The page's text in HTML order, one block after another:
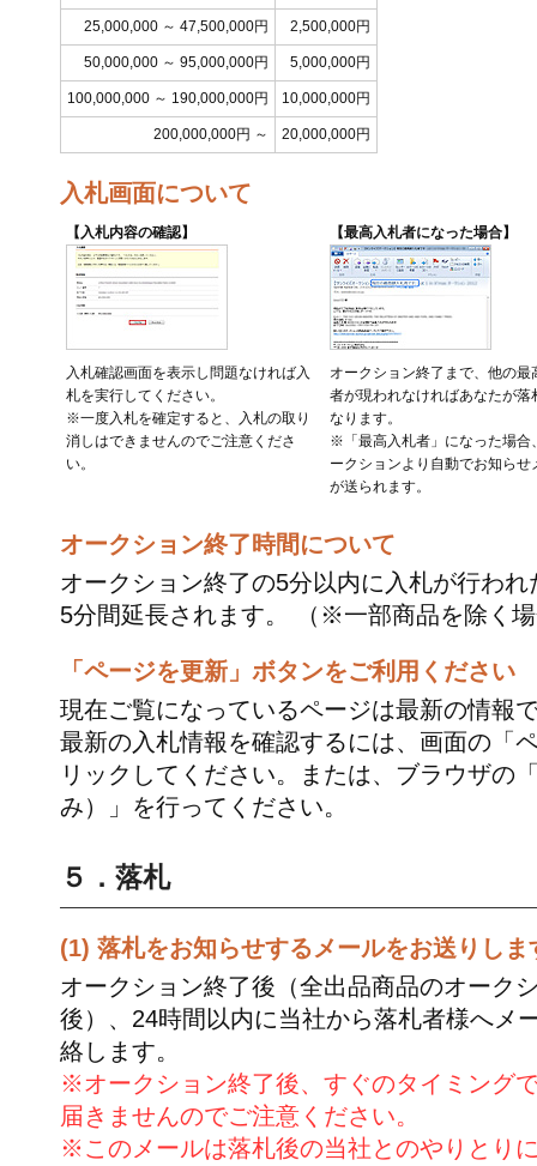
25,000,000 ～ 47,500,000円 2,500,000円
50,000,000 ～ 95,000,000円 5,000,000円
100,000,000 ～ 190,000,000円 10,000,000円
200,000,000円 ～ 20,000,000円
入札画面について
【入札内容の確認】 【最高入札者になった場合】
入札確認画面を表示し問題なければ入
札を実行してください。
※一度入札を確定すると、入札の取り
消しはできませんのでご注意くださ
い。
オークション終了まで、他の最
者が現われなければあなたが落
なります。
※「最高入札者」になった場合
ークションより自動でお知らせ
が送られます。
オークション終了時間について
オークション終了の5分以内に入札が行わ
5分間延長されます。 （※一部商品を除く
「ページを更新」ボタンをご利用ください
現在ご覧になっているページは最新の情報
最新の入札情報を確認するには、画面の「
リックしてください。または、ブラウザの
み）」を行ってください。
５．落札
(1) 落札をお知らせするメールをお送りしま
オークション終了後（全出品商品のオーク
後）、24時間以内に当社から落札者様へメ
絡します。
※オークション終了後、すぐのタイミング
届きませんのでご注意ください。
※このメールは落札後の当社とのやりとり